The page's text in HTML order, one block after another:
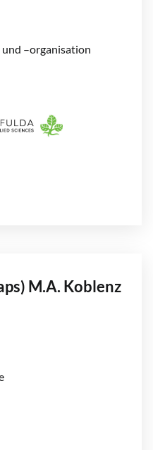
–organisation
M.A. Koblenz